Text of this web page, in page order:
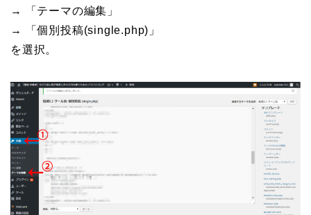
→ 「テーマの編集」
→ 「個別投稿(single.php)」
を選択。